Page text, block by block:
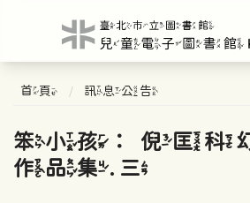
首頁 訊息公告
笨小孩：倪匡科
作品集. 三